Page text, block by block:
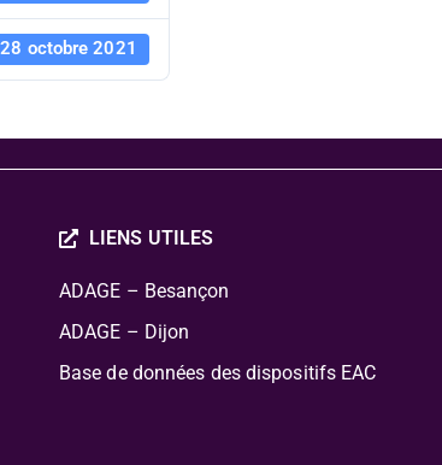
28 octobre 2021
LIENS UTILES
ADAGE – Besançon
ADAGE – Dijon
Base de données des dispositifs EAC